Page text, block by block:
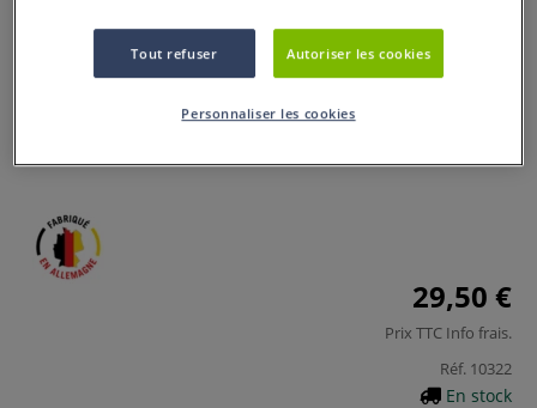
Papier fleur de soie Ursus
Plus
29,50 €
Prix TTC Info frais.
Réf. 10322
En stock
Tout refuser Autoriser les cookies
Personnaliser les cookies